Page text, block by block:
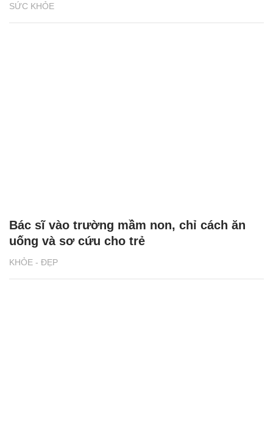
SỨC KHỎE
KHỎE - ĐẸP
Bác sĩ vào trường mầm non, chỉ cách ăn
uống và sơ cứu cho trẻ